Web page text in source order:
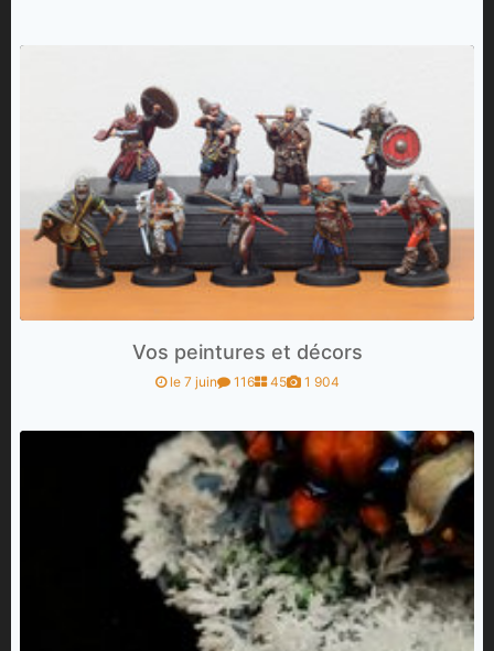
Vos peintures et décors
le 7 juin 116 45 1 904